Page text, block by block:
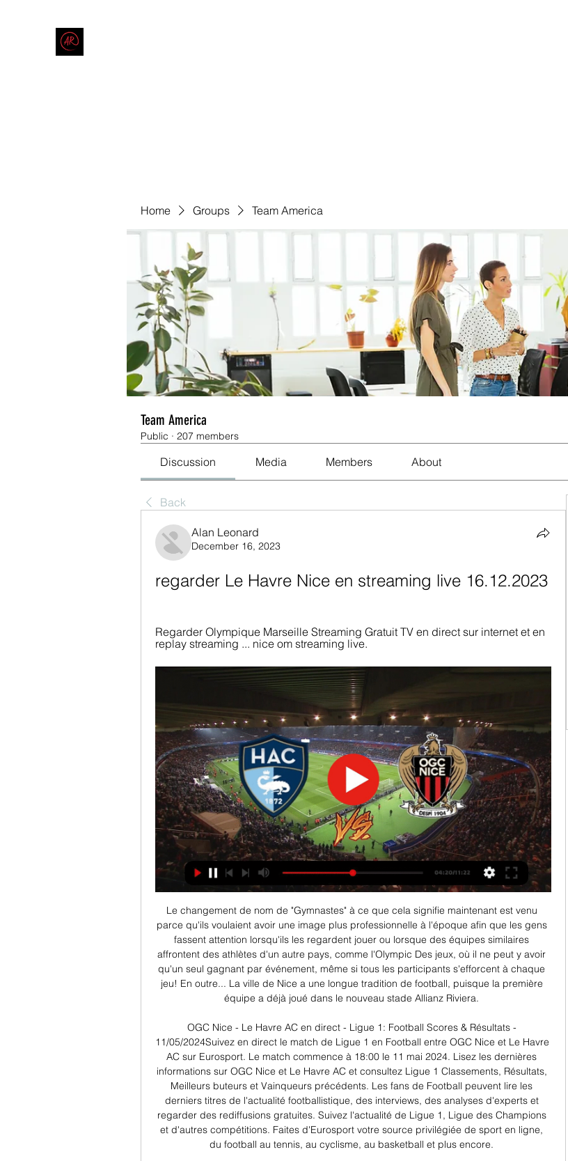
Home Groups Team America
Team America
Public · 207 members
Discussion Media Members About
Back
Alan Leonard
December 16, 2023
regarder Le Havre Nice en streaming live 16.12.2023
Regarder Olympique Marseille Streaming Gratuit TV en direct sur internet et en
replay streaming ... nice om streaming live.
Le changement de nom de "Gymnastes" à ce que cela signifie maintenant est venu
parce qu'ils voulaient avoir une image plus professionnelle à l'époque afin que les gens
fassent attention lorsqu'ils les regardent jouer ou lorsque des équipes similaires
affrontent des athlètes d'un autre pays, comme l'Olympic Des jeux, où il ne peut y avoir
qu'un seul gagnant par événement, même si tous les participants s'efforcent à chaque
jeu! En outre... La ville de Nice a une longue tradition de football, puisque la première
équipe a déjà joué dans le nouveau stade Allianz Riviera.
OGC Nice - Le Havre AC en direct - Ligue 1: Football Scores & Résultats -
11/05/2024Suivez en direct le match de Ligue 1 en Football entre OGC Nice et Le Havre
AC sur Eurosport. Le match commence à 18:00 le 11 mai 2024. Lisez les dernières
informations sur OGC Nice et Le Havre AC et consultez Ligue 1 Classements, Résultats,
Meilleurs buteurs et Vainqueurs précédents. Les fans de Football peuvent lire les
derniers titres de l'actualité footballistique, des interviews, des analyses d'experts et
regarder des rediffusions gratuites. Suivez l'actualité de Ligue 1, Ligue des Champions
et d'autres compétitions. Faites d'Eurosport votre source privilégiée de sport en ligne,
du football au tennis, au cyclisme, au basketball et plus encore.